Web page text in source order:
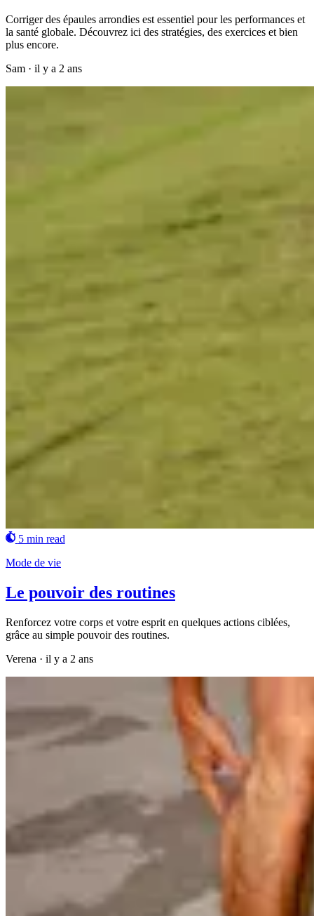
Corriger des épaules arrondies est essentiel pour les performances et
la santé globale. Découvrez ici des stratégies, des exercices et bien
plus encore.
Sam · il y a 2 ans
5 min read
Mode de vie
Le pouvoir des routines
Renforcez votre corps et votre esprit en quelques actions ciblées,
grâce au simple pouvoir des routines.
Verena · il y a 2 ans